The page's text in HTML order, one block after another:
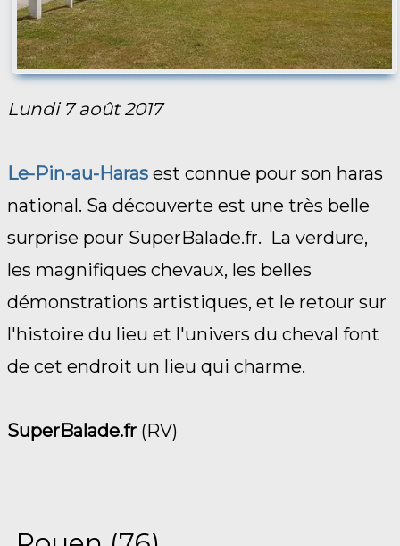
Lundi 7 août 2017
Le-Pin-au-Haras est connue pour son haras
national. Sa découverte est une très belle
surprise pour SuperBalade.fr. La verdure,
les magnifiques chevaux, les belles
démonstrations artistiques, et le retour sur
l'histoire du lieu et l'univers du cheval font
de cet endroit un lieu qui charme.
SuperBalade.fr (RV)